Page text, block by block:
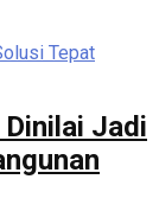
Jadi